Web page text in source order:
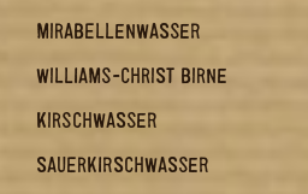
MIRABELLENWASSER
WILLIAMS-CHRIST BIRNE
KIRSCHWASSER
SAUERKIRSCHWASSER